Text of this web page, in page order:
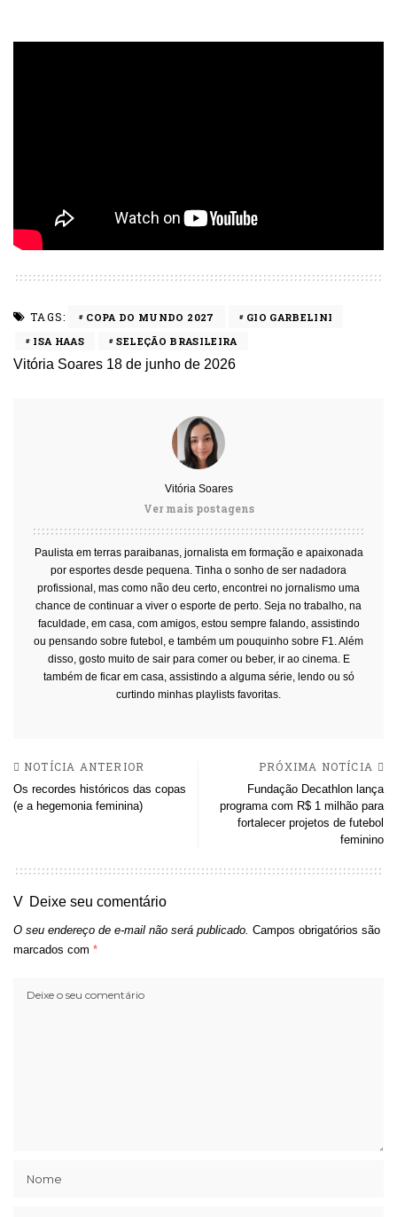
TAGS: COPA DO MUNDO 2027
GIO GARBELINI
ISA HAAS
SELEÇÃO BRASILEIRA
Vitória Soares 18 de junho de 2026
Vitória Soares
Ver mais postagens
Paulista em terras paraibanas, jornalista em formação e apaixonada
por esportes desde pequena. Tinha o sonho de ser nadadora
profissional, mas como não deu certo, encontrei no jornalismo uma
chance de continuar a viver o esporte de perto. Seja no trabalho, na
faculdade, em casa, com amigos, estou sempre falando, assistindo
ou pensando sobre futebol, e também um pouquinho sobre F1. Além
disso, gosto muito de sair para comer ou beber, ir ao cinema. E
também de ficar em casa, assistindo a alguma série, lendo ou só
curtindo minhas playlists favoritas.
NOTÍCIA ANTERIOR
Os recordes históricos das copas
(e a hegemonia feminina)
PRÓXIMA NOTÍCIA
Fundação Decathlon lança
programa com R$ 1 milhão para
fortalecer projetos de futebol
feminino
Deixe seu comentário
O seu endereço de e-mail não será publicado. Campos obrigatórios são
marcados com *